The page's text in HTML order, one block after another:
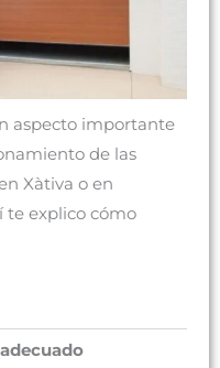
aspecto importante
de las
Xàtiva o en
te explico cómo